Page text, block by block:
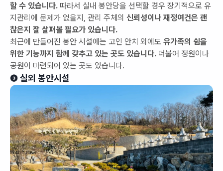
할 수 있습니다. 따라서 실내 봉안당을 선택할 경우 장기적으로 유
지관리에 문제가 없을지, 관리 주체의 신뢰성이나 재정여건은 괜
찮은지 잘 살펴볼 필요가 있습니다.
최근에 만들어진 봉안 시설에는 고인 안치 외에도 유가족의 쉼을
위한 기능까지 함께 갖추고 있는 곳도 있습니다. 더불어 정원이나
공원이 마련되어 있는 곳도 있습니다.
❸ 실외 봉안시설